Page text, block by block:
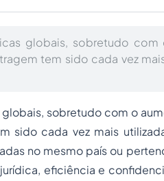
globais, sobretudo com
tem sido cada vez
sobretudo com o
sido cada vez mais
no mesmo país ou
eficiência e